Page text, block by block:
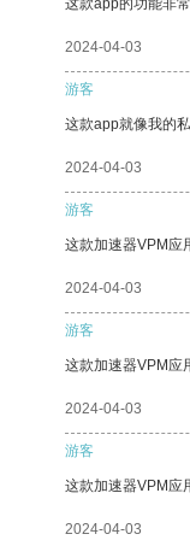
这款app的功能非
2024-04-03
游客
这款app就像我的
2024-04-03
游客
这款加速器VPM应
2024-04-03
游客
这款加速器VPM应
2024-04-03
游客
这款加速器VPM应
2024-04-03